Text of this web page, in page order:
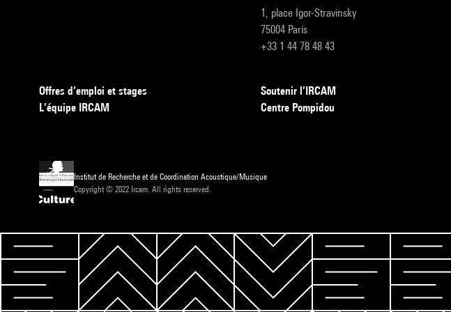
1, place Igor-Stravinsky
75004 Paris
+33 1 44 78 48 43
Offres d’emploi et stages
L’équipe IRCAM
Soutenir l’IRCAM
Centre Pompidou
Institut de Recherche et de Coordination Acoustique/Musique
Copyright © 2022 Ircam. All rights reserved.